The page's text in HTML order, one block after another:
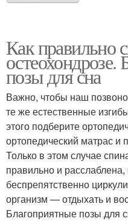
Как правильно
остеохондрозе.
позы для сна
Важно, чтобы наш
те же естественные
этого подберите
ортопедический матрас и
Только в этом случае
правильно и расслаблена,
беспрепятственно
организм — отдыхать и
Благоприятные позы для